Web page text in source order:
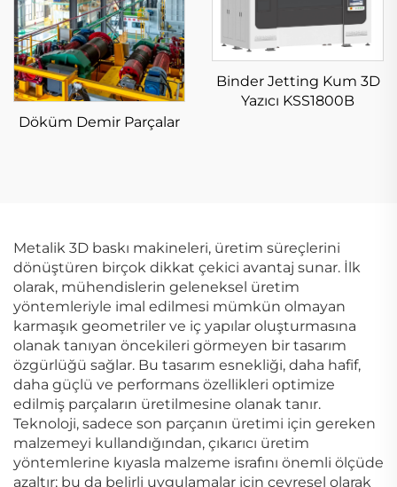
Döküm Demir Parçalar
Binder Jetting Kum 3D
Yazıcı KSS1800B
Metalik 3D baskı makineleri, üretim süreçlerini
dönüştüren birçok dikkat çekici avantaj sunar. İlk
olarak, mühendislerin geleneksel üretim
yöntemleriyle imal edilmesi mümkün olmayan
karmaşık geometriler ve iç yapılar oluşturmasına
olanak tanıyan öncekileri görmeyen bir tasarım
özgürlüğü sağlar. Bu tasarım esnekliği, daha hafif,
daha güçlü ve performans özellikleri optimize
edilmiş parçaların üretilmesine olanak tanır.
Teknoloji, sadece son parçanın üretimi için gereken
malzemeyi kullandığından, çıkarıcı üretim
yöntemlerine kıyasla malzeme israfını önemli ölçüde
azaltır; bu da belirli uygulamalar için çevresel olarak